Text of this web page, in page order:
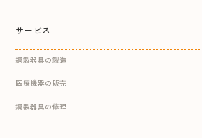
サービス
鋼製器具の製造
医療機器の販売
鋼製器具の修理